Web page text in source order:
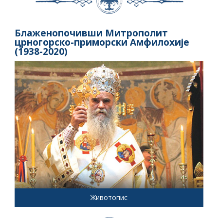
Блаженопочивши Митрополит
црногорско-приморски Амфилохије
(1938-2020)
Животопис